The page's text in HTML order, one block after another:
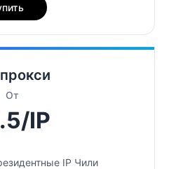
От
IP
IP Чили